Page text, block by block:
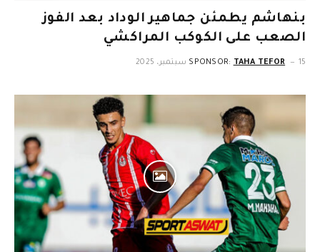
بنهاشم يطمئن جماهير الوداد بعد الفوز
الصعب على الكوكب المراكشي
SPONSOR: TAHA TEFOR 15 سبتمبر، 2025